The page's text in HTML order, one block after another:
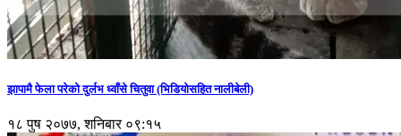
झापामै फेला परेको दुर्लभ ध्वाँसे चितुवा (भिडियोसहित नालीबेली)
१८ पुष २०७७, शनिबार ०९:१५